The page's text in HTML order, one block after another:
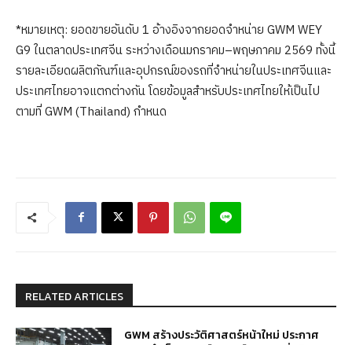
*หมายเหตุ: ยอดขายอันดับ 1 อ้างอิงจากยอดจำหน่าย GWM WEY
G9 ในตลาดประเทศจีน ระหว่างเดือนมกราคม–พฤษภาคม 2569 ทั้งนี้
รายละเอียดผลิตภัณฑ์และอุปกรณ์ของรถที่จำหน่ายในประเทศจีนและ
ประเทศไทยอาจแตกต่างกัน โดยข้อมูลสำหรับประเทศไทยให้เป็นไป
ตามที่ GWM (Thailand) กำหนด
RELATED ARTICLES
GWM สร้างประวัติศาสตร์หน้าใหม่ ประกาศ